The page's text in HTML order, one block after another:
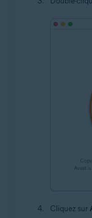
Cliquez sur